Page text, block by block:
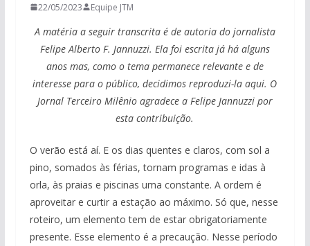
22/05/2023 Equipe JTM
A matéria a seguir transcrita é de autoria do jornalista
Felipe Alberto F. Jannuzzi. Ela foi escrita já há alguns
anos mas, como o tema permanece relevante e de
interesse para o público, decidimos reproduzi-la aqui. O
Jornal Terceiro Milênio agradece a Felipe Jannuzzi por
esta contribuição.
O verão está aí. E os dias quentes e claros, com sol a
pino, somados às férias, tornam programas e idas à
orla, às praias e piscinas uma constante. A ordem é
aproveitar e curtir a estação ao máximo. Só que, nesse
roteiro, um elemento tem de estar obrigatoriamente
presente. Esse elemento é a precaução. Nesse período